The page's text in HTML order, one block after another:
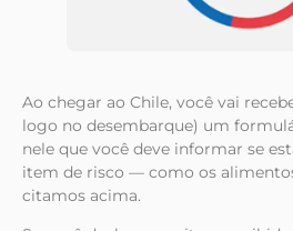
Ao chegar ao Chile, você vai
logo no desembarque) um
nele que você deve informar se
item de risco — como os
citamos acima.